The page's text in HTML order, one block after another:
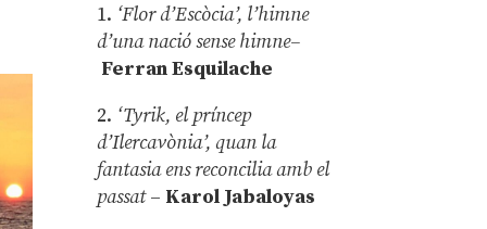
1. ‘Flor d’Escòcia’, l’himne
d’una nació sense himne–
Ferran Esquilache
2. ‘Tyrik, el príncep
d’Ilercavònia’, quan la
fantasia ens reconcilia amb el
passat– Karol Jabaloyas